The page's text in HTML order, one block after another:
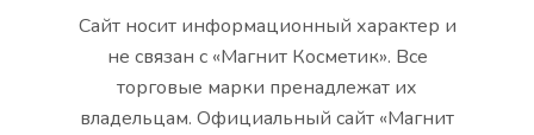
Сайт носит информационный характер и
не связан с «Магнит Косметик». Все
торговые марки пренадлежат их
владельцам. Официальный сайт «Магнит